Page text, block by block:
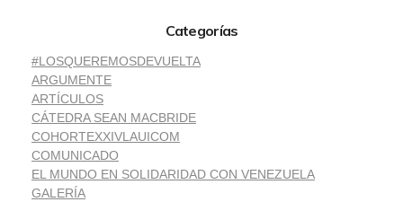
Categorías
#LOSQUEREMOSDEVUELTA
ARGUMENTE
ARTÍCULOS
CÁTEDRA SEAN MACBRIDE
COHORTEXXIVLAUICOM
COMUNICADO
EL MUNDO EN SOLIDARIDAD CON VENEZUELA
GALERÍA